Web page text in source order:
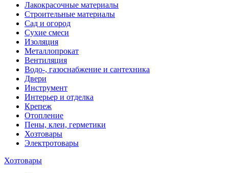
Лакокрасочные материалы
Строительные материалы
Сад и огород
Сухие смеси
Изоляция
Металлопрокат
Вентиляция
Водо-, газоснабжение и сантехника
Двери
Инструмент
Интерьер и отделка
Крепеж
Отопление
Пены, клеи, герметики
Хозтовары
Электротовары
Хозтовары